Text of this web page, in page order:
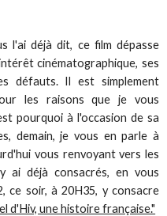
l'ai déjà dit, ce film dépasse
cinématographique, ses
défauts. Il est simplement
les raisons que je vous
pourquoi à l'occasion de sa
demain, je vous en parle à
vous renvoyant vers les
ai déjà consacrés, en vous
ce soir, à 20H35, y consacre
d'Hiv, une histoire française."